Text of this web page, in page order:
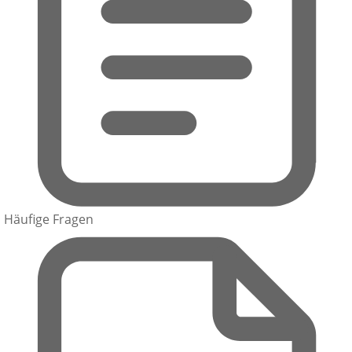
Häufige Fragen